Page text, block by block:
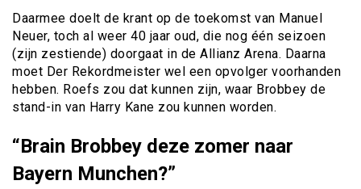
Daarmee doelt de krant op de toekomst van Manuel
Neuer, toch al weer 40 jaar oud, die nog één seizoen
(zijn zestiende) doorgaat in de Allianz Arena. Daarna
moet Der Rekordmeister wel een opvolger voorhanden
hebben. Roefs zou dat kunnen zijn, waar Brobbey de
stand-in van Harry Kane zou kunnen worden.
“Brain Brobbey deze zomer naar
Bayern Munchen?”